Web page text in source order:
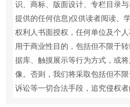
识、商标、版面设计、专栏目录
提供的任何信息)仅供读者阅读、
权利人书面授权，任何单位及个
用于商业性目的，包括但不限于
据库、触摸展示等行为方式，或
像。否则，我们将采取包括但不
诉讼等一切合法手段，追究侵权者